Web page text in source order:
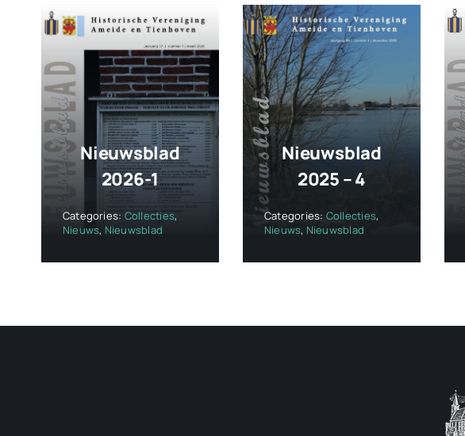
Nieuwsblad
2026-1
Categories: Collecties,
Nieuws, Nieuwsblad
Nieuwsblad
2025 – 4
Categories: Collecties,
Nieuws, Nieuwsblad